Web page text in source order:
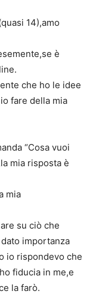
14),amo
è
che ho le idee
fare della mia
“Cosa vuoi
mia risposta è
mia
su ciò che
importanza
io rispondevo che
fiducia in me,e
la farò.